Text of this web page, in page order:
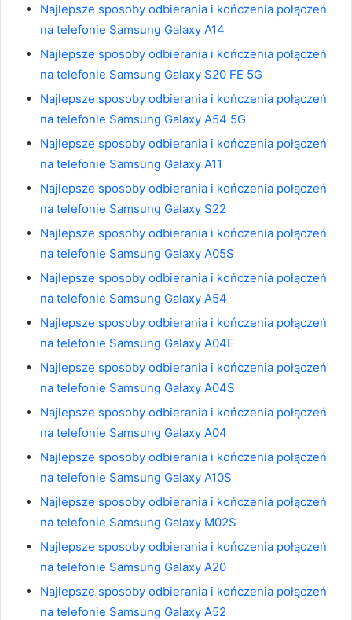
Najlepsze sposoby odbierania i kończenia połączeń
na telefonie Samsung Galaxy A14
Najlepsze sposoby odbierania i kończenia połączeń
na telefonie Samsung Galaxy S20 FE 5G
Najlepsze sposoby odbierania i kończenia połączeń
na telefonie Samsung Galaxy A54 5G
Najlepsze sposoby odbierania i kończenia połączeń
na telefonie Samsung Galaxy A11
Najlepsze sposoby odbierania i kończenia połączeń
na telefonie Samsung Galaxy S22
Najlepsze sposoby odbierania i kończenia połączeń
na telefonie Samsung Galaxy A05S
Najlepsze sposoby odbierania i kończenia połączeń
na telefonie Samsung Galaxy A54
Najlepsze sposoby odbierania i kończenia połączeń
na telefonie Samsung Galaxy A04E
Najlepsze sposoby odbierania i kończenia połączeń
na telefonie Samsung Galaxy A04S
Najlepsze sposoby odbierania i kończenia połączeń
na telefonie Samsung Galaxy A04
Najlepsze sposoby odbierania i kończenia połączeń
na telefonie Samsung Galaxy A10S
Najlepsze sposoby odbierania i kończenia połączeń
na telefonie Samsung Galaxy M02S
Najlepsze sposoby odbierania i kończenia połączeń
na telefonie Samsung Galaxy A20
Najlepsze sposoby odbierania i kończenia połączeń
na telefonie Samsung Galaxy A52